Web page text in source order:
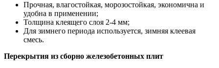
Прочная, влагостойкая, морозостойкая, экономична и
удобна в применении;
Толщина клеящего слоя 2-4 мм;
Для зимнего периода используется, зимняя клеевая
смесь.
Перекрытия из сборно железобетонных плит